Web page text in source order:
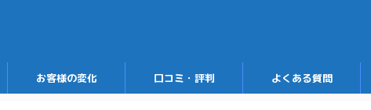
お客様の変化 口コミ・評判 よくある質問